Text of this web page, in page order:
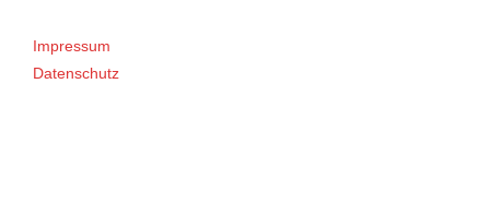
Impressum
Datenschutz